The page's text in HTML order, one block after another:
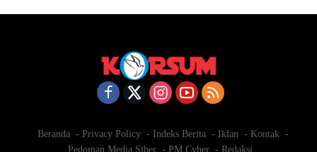
Beranda Privacy Policy Indeks Berita Iklan
Kontak
Pedoman Media Siber
PM Cyber Redaksi